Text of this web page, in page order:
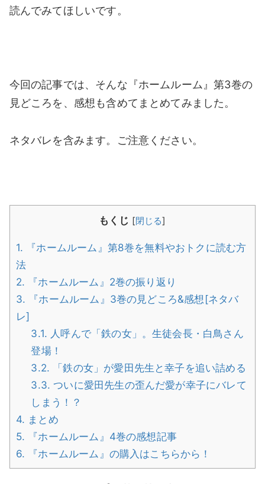
読んでみてほしいです。
今回の記事では、そんな『ホームルーム』第3巻の
見どころを、感想も含めてまとめてみました。
ネタバレを含みます。ご注意ください。
もくじ [閉じる]
1. 『ホームルーム』第8巻を無料やおトクに読む方
法
2. 『ホームルーム』2巻の振り返り
3. 『ホームルーム』3巻の見どころ&感想[ネタバ
レ]
3.1. 人呼んで「鉄の女」。生徒会長・白鳥さん
登場！
3.2. 「鉄の女」が愛田先生と幸子を追い詰める
3.3. ついに愛田先生の歪んだ愛が幸子にバレて
しまう！？
4. まとめ
5. 『ホームルーム』4巻の感想記事
6. 『ホームルーム』の購入はこちらから！